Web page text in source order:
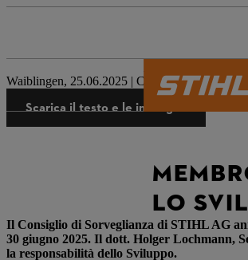
Waiblingen, 25.06.2025 | Comunicato stampa
Scarica il testo e le immagini
LO
Il Consiglio di Sorveglianza di STIHL AG
30 giugno 2025. Il dott. Holger Lochmann,
la responsabilità dello Sviluppo.